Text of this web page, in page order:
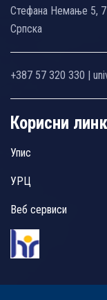
Стефана Немање 5,
Српска
+387 57 320 330 |
Корисни
Упис
УРЦ
Веб сервиси